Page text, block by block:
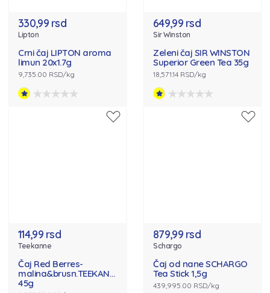
330,99 rsd
Lipton
Crni čaj LIPTON aroma
limun 20x1.7g
9,735.00 RSD/kg
649,99 rsd
Sir Winston
Zeleni čaj SIR WINSTON
Superior Green Tea 35g
18,571.14 RSD/kg
114,99 rsd
Teekanne
Čaj Red Berres-
malina&brusn.TEEKANNE
45g
879,99 rsd
Schargo
Čaj od nane SCHARGO
Tea Stick 1,5g
439,995.00 RSD/kg